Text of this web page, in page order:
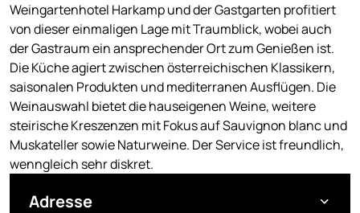
Weingartenhotel Harkamp und der Gastgarten profitiert
von dieser einmaligen Lage mit Traumblick, wobei auch
der Gastraum ein ansprechender Ort zum Genießen ist.
Die Küche agiert zwischen österreichischen Klassikern,
saisonalen Produkten und mediterranen Ausflügen. Die
Weinauswahl bietet die hauseigenen Weine, weitere
steirische Kreszenzen mit Fokus auf Sauvignon blanc und
Muskateller sowie Naturweine. Der Service ist freundlich,
wenngleich sehr diskret.
Adresse